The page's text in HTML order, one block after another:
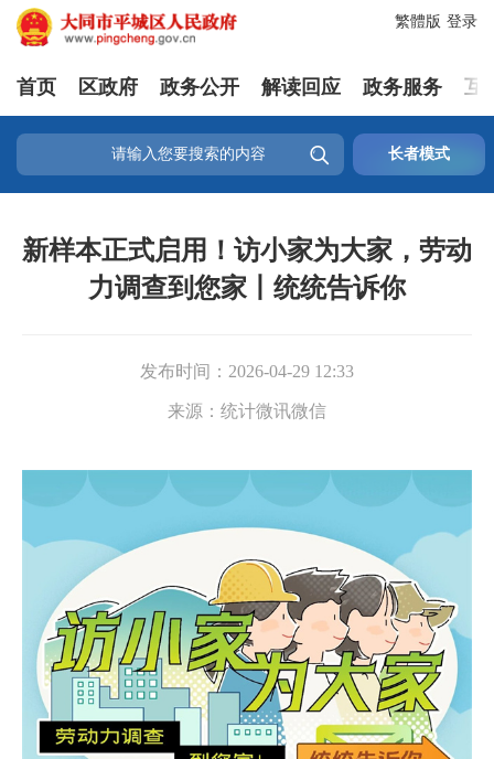
登录
繁體版
首页 区政府 政务公开 解读回应 政务服务 互
 长者模式
新样本正式启用！访小家为大家，劳动
力调查到您家丨统统告诉你
发布时间： 2026-04-29 12:33
来源： 统计微讯微信